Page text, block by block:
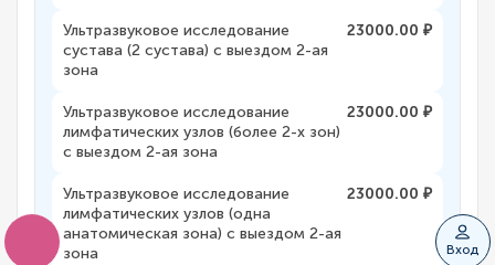
Вход
Ультразвуковое исследование
сустава (2 сустава) с выездом 2-ая
зона
23000.00 ₽
Ультразвуковое исследование
лимфатических узлов (более 2-х зон)
с выездом 2-ая зона
23000.00 ₽
Ультразвуковое исследование
лимфатических узлов (одна
анатомическая зона) с выездом 2-ая
зона
23000.00 ₽